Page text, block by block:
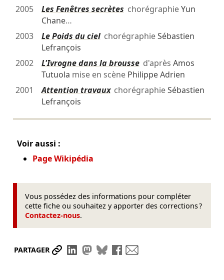
2005
Les Fenêtres secrètes chorégraphieYun
Chane…
2003
Le Poids du cielchorégraphieSébastien
Lefrançois
2002
L'Ivrogne dans la broussed'après Amos
Tutuola mise en scène Philippe Adrien
2001
Attention travauxchorégraphieSébastien
Lefrançois
Voir aussi :
Page Wikipédia
Vous possédez des informations pour compléter
cette fiche ou souhaitez y apporter des corrections ?
Contactez-nous.
PARTAGER Partager le lien
Partager sur LinkedIn
Partager sur Mastodon
Partager sur Bluesky
Partager sur Facebook